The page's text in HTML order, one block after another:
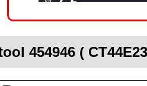
454946 (